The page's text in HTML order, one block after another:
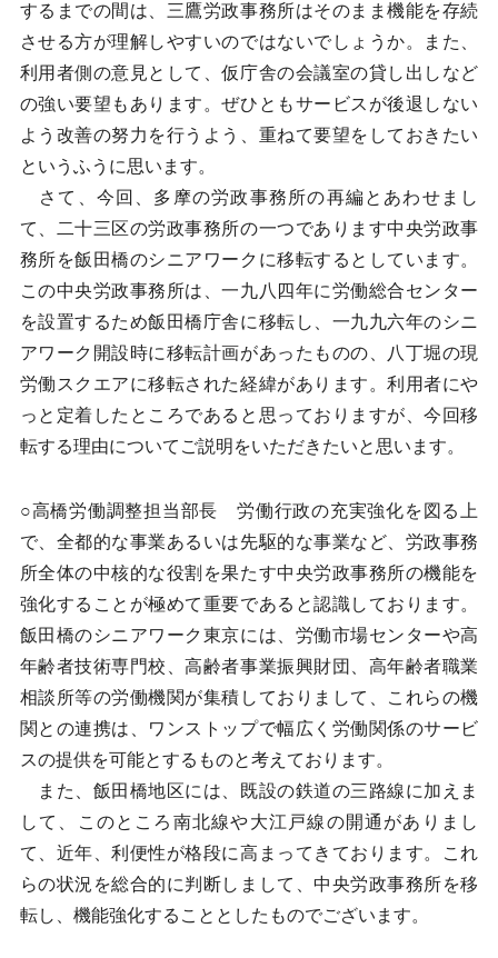
するまでの間は、三鷹労政事務所はそのまま機能を存続
させる方が理解しやすいのではないでしょうか。また、
利用者側の意見として、仮庁舎の会議室の貸し出しなど
の強い要望もあります。ぜひともサービスが後退しない
よう改善の努力を行うよう、重ねて要望をしておきたい
というふうに思います。
さて、今回、多摩の労政事務所の再編とあわせまし
て、二十三区の労政事務所の一つであります中央労政事
務所を飯田橋のシニアワークに移転するとしています。
この中央労政事務所は、一九八四年に労働総合センター
を設置するため飯田橋庁舎に移転し、一九九六年のシニ
アワーク開設時に移転計画があったものの、八丁堀の現
労働スクエアに移転された経緯があります。利用者にや
っと定着したところであると思っておりますが、今回移
転する理由についてご説明をいただきたいと思います。
○高橋労働調整担当部長 労働行政の充実強化を図る上
で、全都的な事業あるいは先駆的な事業など、労政事務
所全体の中核的な役割を果たす中央労政事務所の機能を
強化することが極めて重要であると認識しております。
飯田橋のシニアワーク東京には、労働市場センターや高
年齢者技術専門校、高齢者事業振興財団、高年齢者職業
相談所等の労働機関が集積しておりまして、これらの機
関との連携は、ワンストップで幅広く労働関係のサービ
スの提供を可能とするものと考えております。
また、飯田橋地区には、既設の鉄道の三路線に加えま
して、このところ南北線や大江戸線の開通がありまし
て、近年、利便性が格段に高まってきております。これ
らの状況を総合的に判断しまして、中央労政事務所を移
転し、機能強化することとしたものでございます。